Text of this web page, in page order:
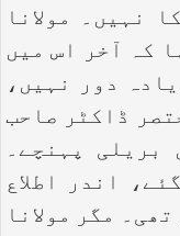
نہیں۔ مولانا
کہ آخر اس میں
دور نہیں،
ڈاکٹر صاحب
بریلی پہنچے۔
اندر اطلاع
مگر مولانا